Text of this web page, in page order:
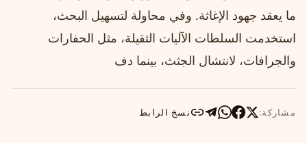
ما يعقد جهود الإغاثة. وفي محاولة لتسهيل البحث،
استخدمت السلطات الآليات الثقيلة، مثل الحفارات
والجرافات، لانتشال الجثث، بينما دف
مشاركة: نسخ الرابط